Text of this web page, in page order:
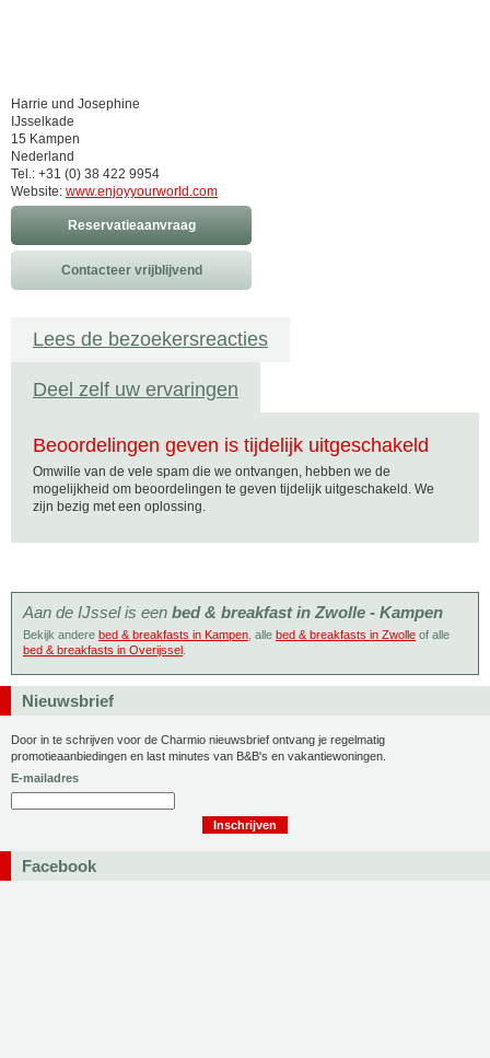
Harrie und Josephine
IJsselkade
15 Kampen
Nederland
Tel.: +31 (0) 38 422 9954
Website: www.enjoyyourworld.com
Reservatieaanvraag
Contacteer vrijblijvend
Lees de bezoekersreacties
Deel zelf uw ervaringen
Beoordelingen geven is tijdelijk uitgeschakeld
Omwille van de vele spam die we ontvangen, hebben we de
mogelijkheid om beoordelingen te geven tijdelijk uitgeschakeld. We
zijn bezig met een oplossing.
Aan de IJssel is een bed & breakfast in Zwolle - Kampen
Bekijk andere bed & breakfasts in Kampen , alle bed & breakfasts in Zwolle of alle
bed & breakfasts in Overijssel
Nieuwsbrief
Door in te schrijven voor de Charmio nieuwsbrief ontvang je regelmatig
promotieaanbiedingen en last minutes van B&B's en vakantiewoningen.
E-mailadres
Facebook